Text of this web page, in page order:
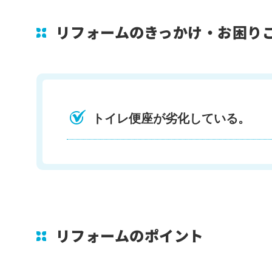
リフォームのきっかけ・お困り
トイレ便座が劣化している。
リフォームのポイント